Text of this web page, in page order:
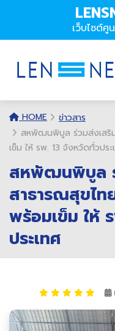
เว็บไซต์
HOME
ข่าวสาร
สหพัฒนพิบูล ร่วมส่งเสริ
เข็ม ให้ รพ. 13 จังหวัดทั่วประ
สหพัฒนพิบูล
สาธารณสุขไ
พร้อมเข็ม ให้
ประเทศ